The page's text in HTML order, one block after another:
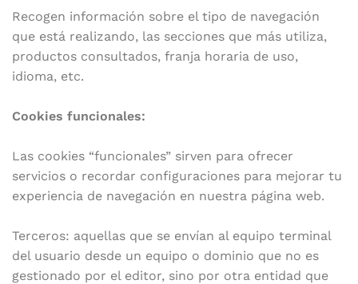
Recogen información sobre el tipo de navegación
que está realizando, las secciones que más utiliza,
productos consultados, franja horaria de uso,
idioma, etc.
Cookies funcionales:
Las cookies “funcionales” sirven para ofrecer
servicios o recordar configuraciones para mejorar tu
experiencia de navegación en nuestra página web.
Terceros: aquellas que se envían al equipo terminal
del usuario desde un equipo o dominio que no es
gestionado por el editor, sino por otra entidad que